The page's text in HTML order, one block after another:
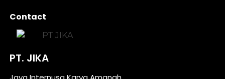
Contact
PT. JIKA